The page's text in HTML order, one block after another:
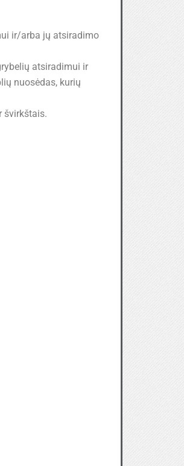
ir/arba jų atsiradimo
atsiradimui ir
nuosėdas, kurių
švirkštais.